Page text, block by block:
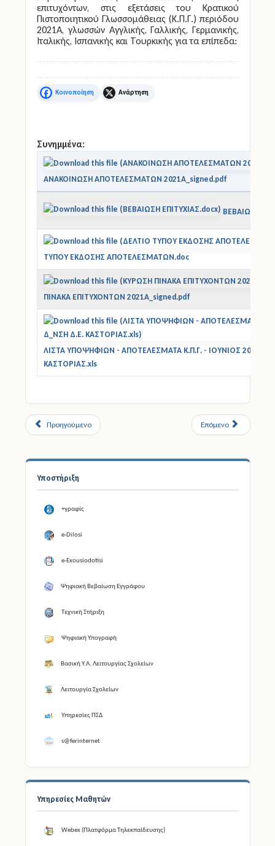
Υποστήριξη
Υπηρεσίες Μαθητών
Κυρώνουμε τους συνοδευτικούς πίνακες
επιτυχόντων, στις εξετάσεις του Κρατικού
Πιστοποιητικού Γλωσσομάθειας (Κ.Π.Γ.) περιόδου
2021Α, γλωσσών Αγγλικής, Γαλλικής, Γερμανικής,
Συνημμένα:
ΑΝΑΚΟΙΝΩΣΗ ΑΠΟΤΕΛΕΣΜΑΤΩΝ 2021A_signed.pdf
ΤΥΠΟΥ ΕΚΔΟΣΗΣ ΑΠΟΤΕΛΕΣΜΑΤΩΝ.doc
ΛΙΣΤΑ ΥΠΟΨΗΦΙΩΝ - ΑΠΟΤΕΛΕΣΜΑΤΑ Κ.Π.Γ. - ΙΟΥΝΙΟΣ 2021
ΚΑΣΤΟΡΙΑΣ.xls
Προηγούμενο Επόμενο